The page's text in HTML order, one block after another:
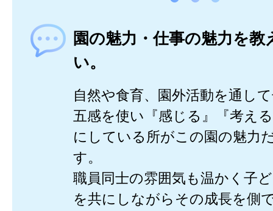
園の魅力・仕事の魅力を教
い。
自然や食育、園外活動を通し
五感を使い『感じる』『考え
にしている所がこの園の魅力
す。
職員同士の雰囲気も温かく子
を共にしながらその成長を側